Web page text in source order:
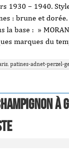
1930 – 1940.
: brune et dorée.
base : »
marques du
, patines-adnet-perzel-